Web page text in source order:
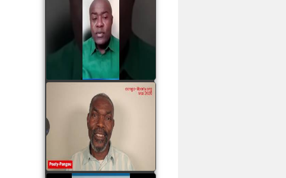
Mingwa BIANGO : Ni
les mercenaires russes,
ni la garde présidentielle
ne mourront pour
Sassou Denis
watch video
POATY PANGOU
parle de la coquille vide
Collinet Makosso, des
assassinats des jeunes
par Serge OBOA
watch video